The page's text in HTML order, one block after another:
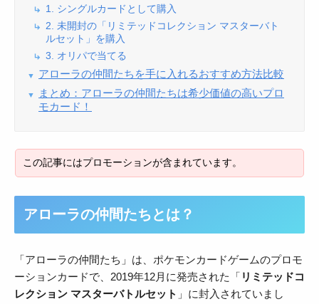
1. シングルカードとして購入
2. 未開封の「リミテッドコレクション マスターバト
ルセット」を購入
3. オリパで当てる
アローラの仲間たちを手に入れるおすすめ方法比較
まとめ：アローラの仲間たちは希少価値の高いプロ
モカード！
アローラの仲間たちとは？
「アローラの仲間たち」は、ポケモンカードゲームのプロモ
ーションカードで、2019年12月に発売された「 リミテッドコ
レクション マスターバトルセット 」に封入されていまし